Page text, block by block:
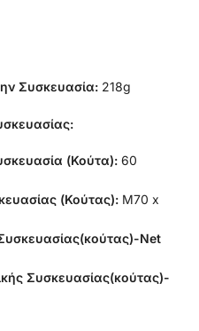
Συσκευασία: 218g
(Κούτα): 60
(Κούτας): Μ70 x
Net
Συσκευασίας(κούτας)-